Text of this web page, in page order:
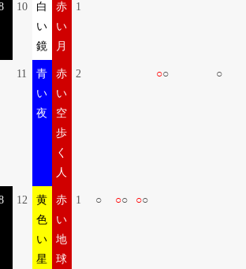
10
白
い
鏡
赤
い
月
1
11
青
い
夜
赤
い
空
歩
く
人
2 ○○ ○
12
黄
色
い
星
赤
い
地
球
1 ○ ○○ ○○